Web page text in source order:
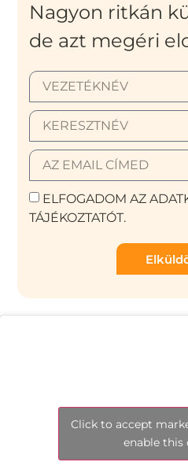
Nagyon ritkán
de azt megéri
ELFOGADOM AZ
TÁJÉKOZTATÓT.
Click to accept
enable this